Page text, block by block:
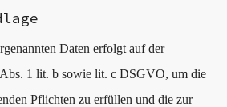
Daten erfolgt auf der
1 lit. b sowie lit. c DSGVO, um die
Pflichten zu erfüllen und die zur